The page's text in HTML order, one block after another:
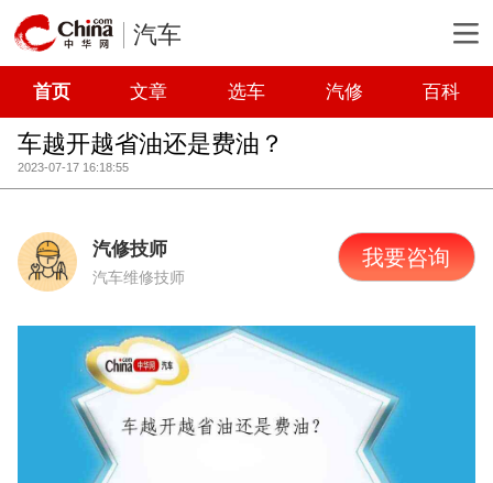
汽车
首页 文章 选车 汽修 百科
车越开越省油还是费油？
2023-07-17 16:18:55
汽修技师
汽车维修技师
我要咨询